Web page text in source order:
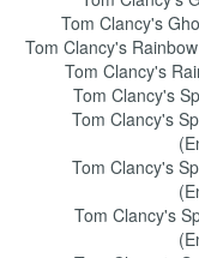
Tom Clancy's
Tom Clancy's
Tom Clancy's
Tom Clancy's
Tom Clancy's
Tom Clancy's
Tom Clancy's